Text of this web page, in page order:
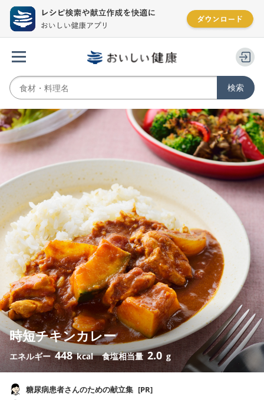
時短チキンカレー
エネルギー448 kcal 食塩相当量 2.0 g
糖尿病患者さんのための献立集 [PR]